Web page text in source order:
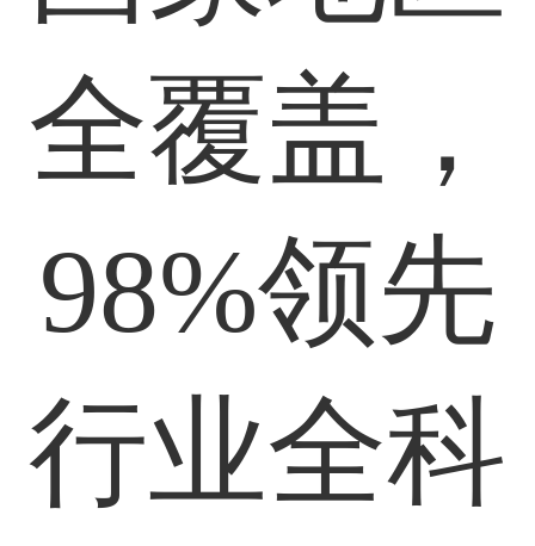
全覆盖，
98%领先
行业全科